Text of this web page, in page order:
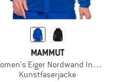
Pants
MAMMUT
Eiger Nordwand
Kunstfaserjacke